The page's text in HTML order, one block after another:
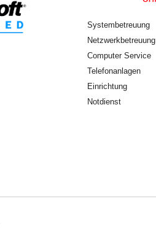
Systembetreuung
Netzwerkbetreuung
Computer Service
Telefonanlagen
Einrichtung
Notdienst